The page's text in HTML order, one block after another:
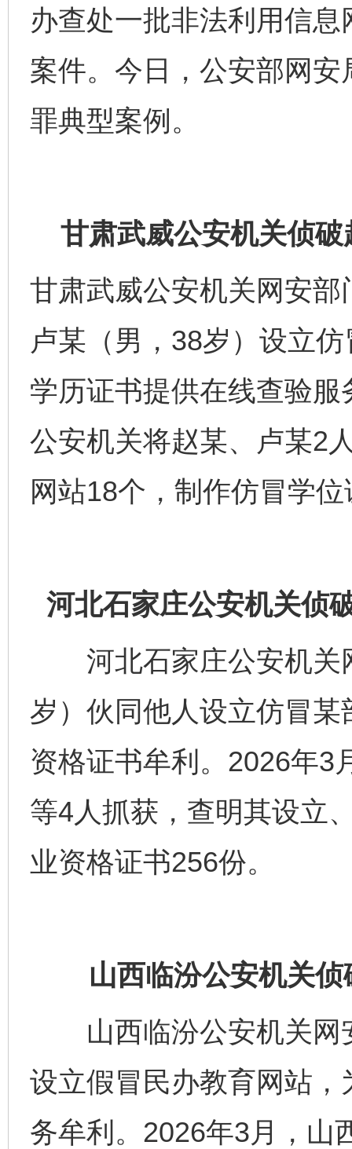
办查处一批非法利用信
案件。今日，公安部网
罪典型案例。
甘肃武威公安机关侦
甘肃武威公安机关网安
卢某（男，38岁）设立
学历证书提供在线查验
公安机关将赵某、卢某2
网站18个，制作仿冒学
河北石家庄公安机关侦
河北石家庄公安机关
岁）伙同他人设立仿冒
资格证书牟利。2026年3
等4人抓获，查明其设立
业资格证书256份。
山西临汾公安机关
山西临汾公安机关网
设立假冒民办教育网站
务牟利。2026年3月，山